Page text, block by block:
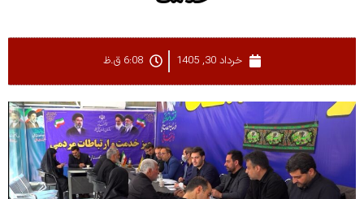
خرداد 30, 1405 6:08 ق.ظ